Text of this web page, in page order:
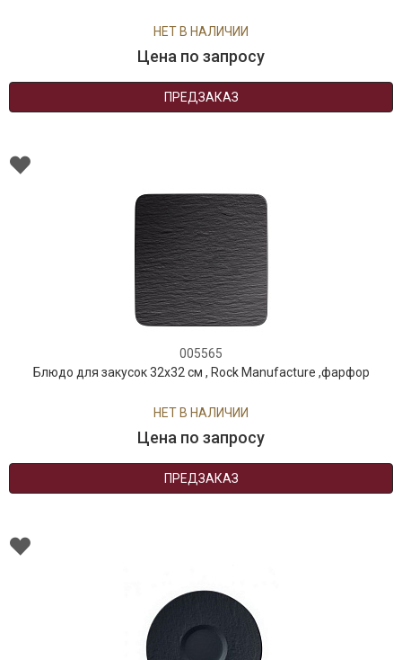
НЕТ В НАЛИЧИИ
Цена по запросу
ПРЕДЗАКАЗ
005565
Блюдо для закусок 32х32 см , Rock Manufacture ,фарфор
НЕТ В НАЛИЧИИ
Цена по запросу
ПРЕДЗАКАЗ